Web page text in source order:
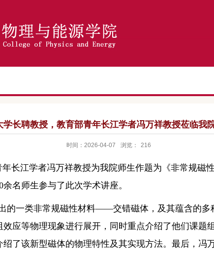
学长聘教授，教育部青年长江学者冯万祥教授莅临我
时间：2026-04-07 浏览： 216
年长江学者冯万祥教授为我院师生作题为《非常规磁
余名师生参与了此次学术讲座。
的一类非常规磁性材料——交错磁体， 及其蕴含的多
效应等物理现象进行展开，同时重点介绍了他们课题
绍了该新型磁体的物理特性及其实现方法。最后，冯